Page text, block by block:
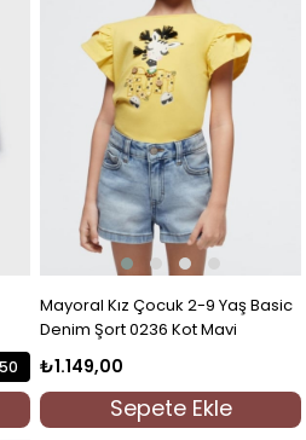
Mayoral Kız Çocuk 2-9 Yaş Basic
Denim Şort 0236 Kot Mavi
₺1.149,00
Sepete Ekle